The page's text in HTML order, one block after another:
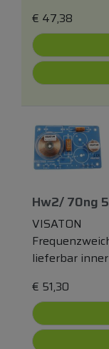
€ 47,38
Hw2/ 70ng
VISATON
lieferbar
€ 51,30